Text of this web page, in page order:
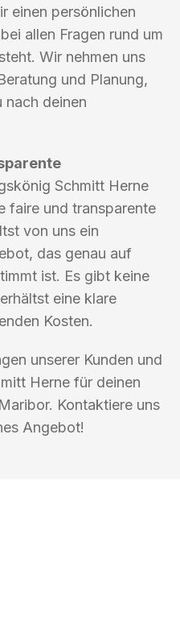
einen persönlichen
allen Fragen rund um
Wir nehmen uns
und Planung,
nach deinen
Schmitt Herne
faire und transparente
von uns ein
das genau auf
ist. Es gibt keine
eine klare
Kosten.
unserer Kunden und
Herne für deinen
Kontaktiere uns
Angebot!